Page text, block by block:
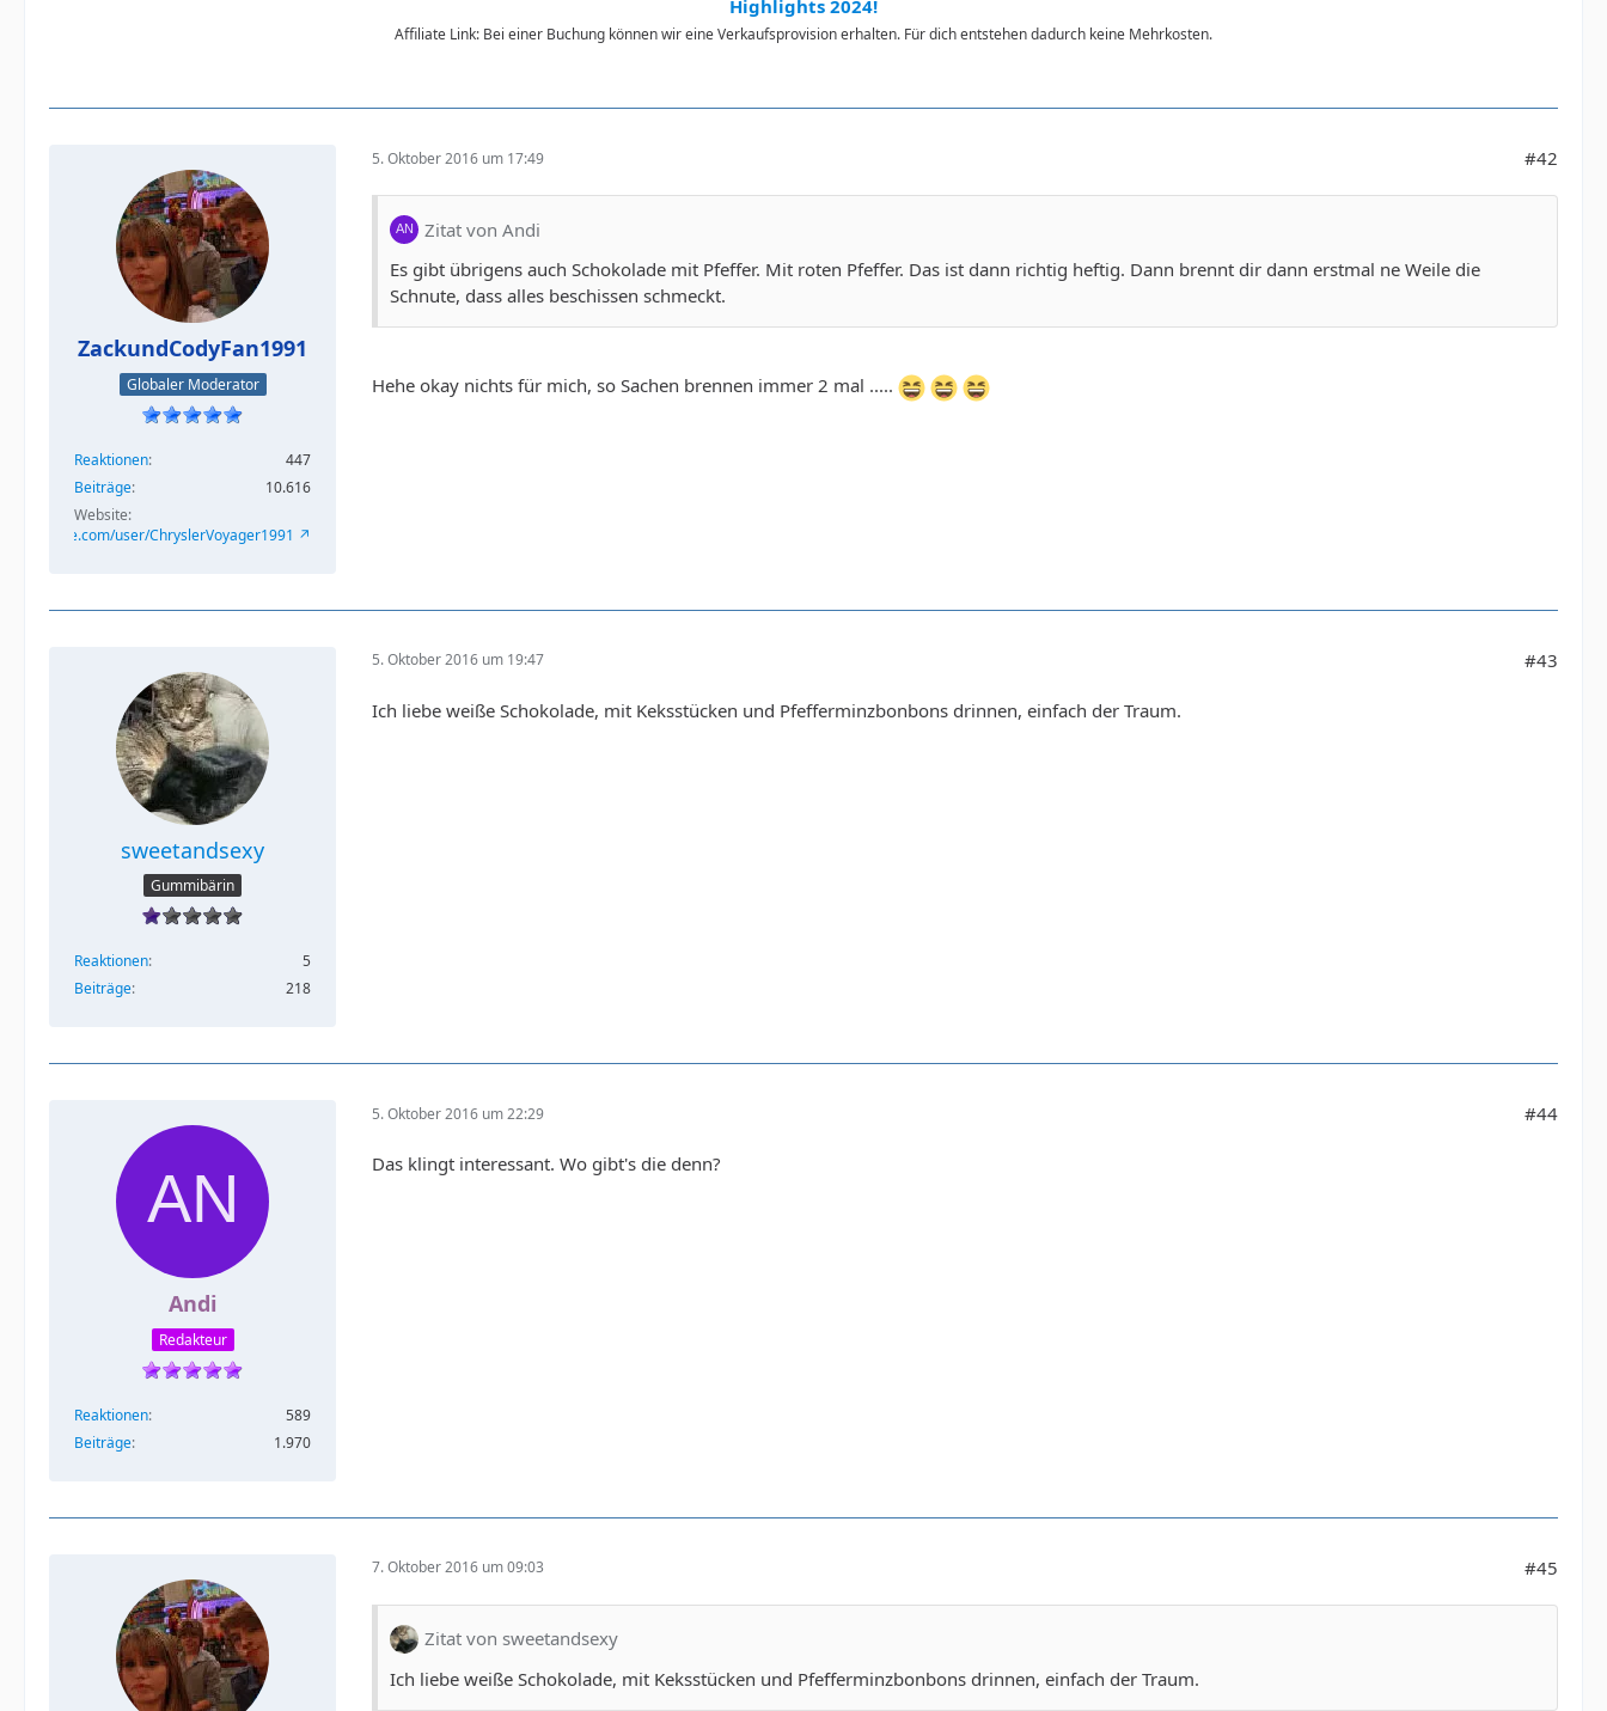
Highlights 2024!
Affiliate Link: Bei einer Buchung können wir eine Verkaufsprovision erhalten. Für dich entstehen dadurch keine Mehrkosten.
ZackundCodyFan1991
Globaler Moderator
Reaktionen
447
Beiträge
10.616
Website
user/ChryslerVoyager1991
5. Oktober 2016 um 17:49 #42
Zitat von Andi
Es gibt übrigens auch Schokolade mit Pfeffer. Mit roten Pfeffer. Das ist dann richtig heftig. Dann brennt dir dann erstmal ne Weile die
Schnute, dass alles beschissen schmeckt.
Hehe okay nichts für mich, so Sachen brennen immer 2 mal .....
sweetandsexy
Gummibärin
Reaktionen
5
Beiträge
218
5. Oktober 2016 um 19:47 #43
Ich liebe weiße Schokolade, mit Keksstücken und Pfefferminzbonbons drinnen, einfach der Traum.
Andi
Redakteur
Reaktionen
589
Beiträge
1.970
5. Oktober 2016 um 22:29 #44
Das klingt interessant. Wo gibt's die denn?
7. Oktober 2016 um 09:03 #45
Zitat von sweetandsexy
Ich liebe weiße Schokolade, mit Keksstücken und Pfefferminzbonbons drinnen, einfach der Traum.